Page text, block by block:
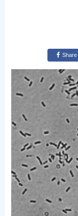
Share